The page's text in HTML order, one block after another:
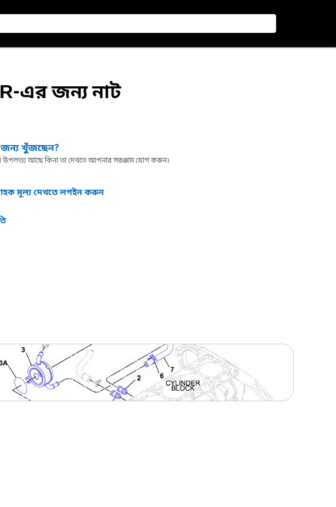
এর জন্য নাট
জন্য খুঁজছেন?
উপলভ্য আছে কিনা তা দেখতে আপনার সরঞ্জাম যোগ করুন।
মূল্য দেখতে লগইন করুন